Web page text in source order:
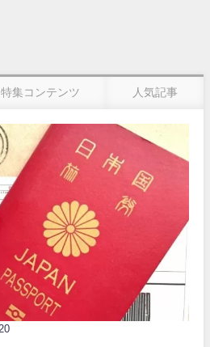
特集コンテンツ 人気記事